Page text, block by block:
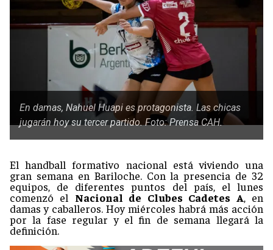
En damas, Nahuel Huapi es protagonista. Las chicas
jugarán hoy su tercer partido. Foto: Prensa CAH.
El handball formativo nacional está viviendo una
gran semana en Bariloche. Con la presencia de 32
equipos, de diferentes puntos del país, el lunes
comenzó el Nacional de Clubes Cadetes A, en
damas y caballeros. Hoy miércoles habrá más acción
por la fase regular y el fin de semana llegará la
definición.